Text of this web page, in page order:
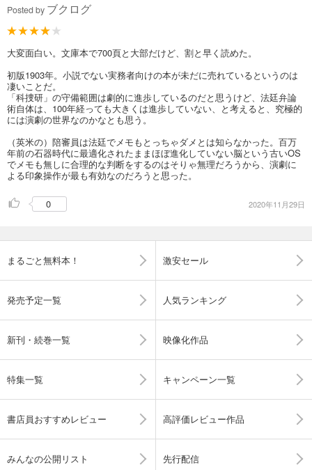
Posted by ブクログ
大変面白い。文庫本で700頁と大部だけど、割と早く読めた。
初版1903年。小説でない実務者向けの本が未だに売れているというのは
凄いことだ。
「科捜研」の守備範囲は劇的に進歩しているのだと思うけど、法廷弁論
術自体は、100年経っても大きくは進歩していない、と考えると、究極的
には演劇の世界なのかなとも思う。
（英米の）陪審員は法廷でメモもとっちゃダメとは知らなかった。百万
年前の石器時代に最適化されたままほぼ進化していない脳という古いOS
でメモも無しに合理的な判断をするのはそりゃ無理だろうから、演劇に
よる印象操作が最も有効なのだろうと思った。
0 2020年11月29日
まるごと無料本！ 激安セール
発売予定一覧 人気ランキング
新刊・続巻一覧 映像化作品
特集一覧 キャンペーン一覧
書店員おすすめレビュー 高評価レビュー作品
みんなの公開リスト 先行配信